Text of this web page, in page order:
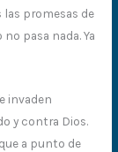
promesas de
pasa nada. Ya
invaden
y contra Dios.
a punto de